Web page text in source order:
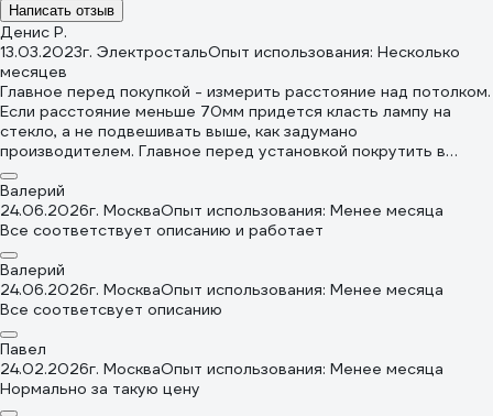
Написать отзыв
Денис Р.
13.03.2023г. ЭлектростальОпыт использования: Несколько
месяцев
Главное перед покупкой - измерить расстояние над потолком.
Если расстояние меньше 70мм придется класть лампу на
стекло, а не подвешивать выше, как задумано
производителем. Главное перед установкой покрутить в
руках, понять как правильно вставить лампочку и открыть
светильник после установки.
Валерий
24.06.2026г. МоскваОпыт использования: Менее месяца
Все соответствует описанию и работает
Валерий
24.06.2026г. МоскваОпыт использования: Менее месяца
Все соответсвует описанию
Павел
24.02.2026г. МоскваОпыт использования: Менее месяца
Нормально за такую цену